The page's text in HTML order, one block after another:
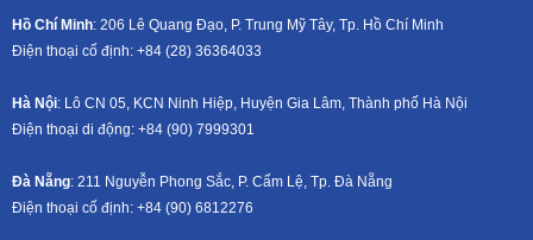
Hồ Chí Minh: 206 Lê Quang Đạo, P. Trung Mỹ Tây, Tp. Hồ Chí Minh
Điện thoại cố định: +84 (28) 36364033
Hà Nội: Lô CN 05, KCN Ninh Hiệp, Huyện Gia Lâm, Thành phố Hà Nội
Điện thoại di động: +84 (90) 7999301
Đà Nẵng: 211 Nguyễn Phong Sắc, P. Cẩm Lệ, Tp. Đà Nẵng
Điện thoại cố định: +84 (90) 6812276